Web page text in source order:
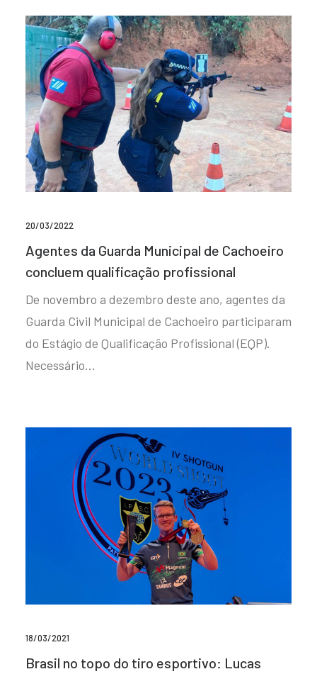
20/03/2022
Agentes da Guarda Municipal de Cachoeiro
concluem qualificação profissional
De novembro a dezembro deste ano, agentes da
Guarda Civil Municipal de Cachoeiro participaram
do Estágio de Qualificação Profissional (EQP).
Necessário…
18/03/2021
Brasil no topo do tiro esportivo: Lucas